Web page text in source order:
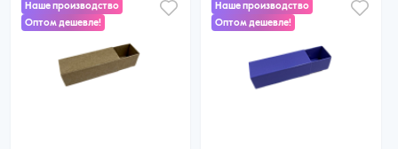
Наше производство
Оптом дешевле!
33 ₽
30 ₽ за шт. при заказе от 50 шт.
Наше производство
Оптом дешевле!
33 ₽
30 ₽ за шт. при заказе от 50 шт.